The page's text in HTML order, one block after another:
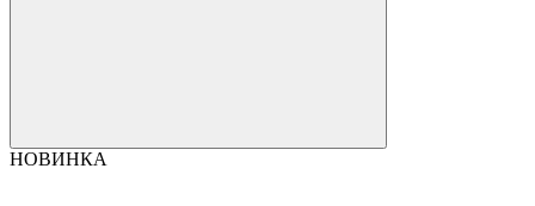
НОВИНКА